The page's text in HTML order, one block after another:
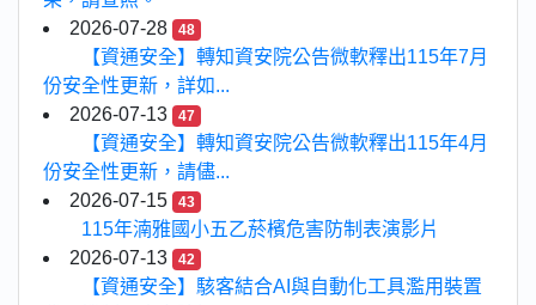
2026-07-28
48
【資通安全】轉知資安院公告微軟釋出115年7月
份安全性更新，詳如...
2026-07-13
47
【資通安全】轉知資安院公告微軟釋出115年4月
份安全性更新，請儘...
2026-07-15
43
115年湳雅國小五乙菸檳危害防制表演影片
2026-07-13
42
【資通安全】駭客結合AI與自動化工具濫用裝置